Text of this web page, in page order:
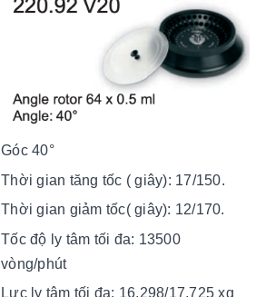
Góc 40°
Thời gian tăng tốc ( giây): 17/150.
Thời gian giảm tốc( giây): 12/170.
Tốc độ ly tâm tối đa: 13500
vòng/phút
Lực ly tâm tối đa: 16,298/17,725 xg